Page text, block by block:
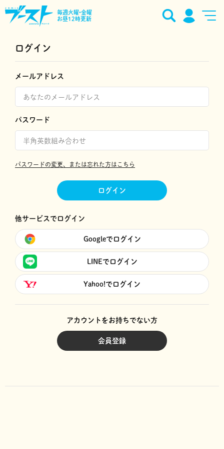
毎週火曜•金曜
お昼12時更新
ログイン
メールアドレス
パスワード
パスワードの変更、または忘れた方はこちら
ログイン
他サービスでログイン
Googleでログイン
LINEでログイン
Yahoo!でログイン
アカウントをお持ちでない方
会員登録